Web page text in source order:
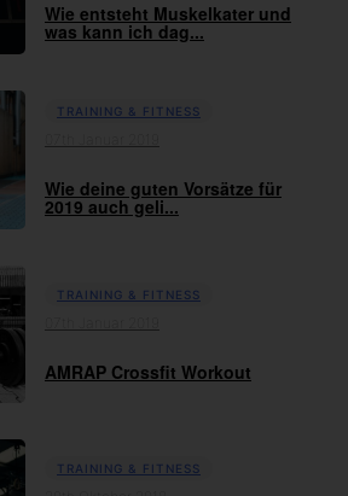
Wie entsteht Muskelkater und
was kann ich dag...
TRAINING & FITNESS
Wie deine guten Vorsätze für
2019 auch geli...
TRAINING & FITNESS
AMRAP Crossfit Workout
TRAINING & FITNESS